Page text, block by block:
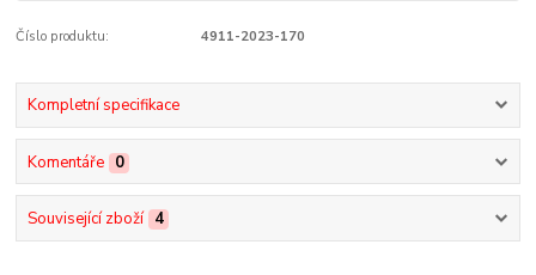
Číslo produktu: 4911-2023-170
Kompletní specifikace
Komentáře 0
Související zboží 4